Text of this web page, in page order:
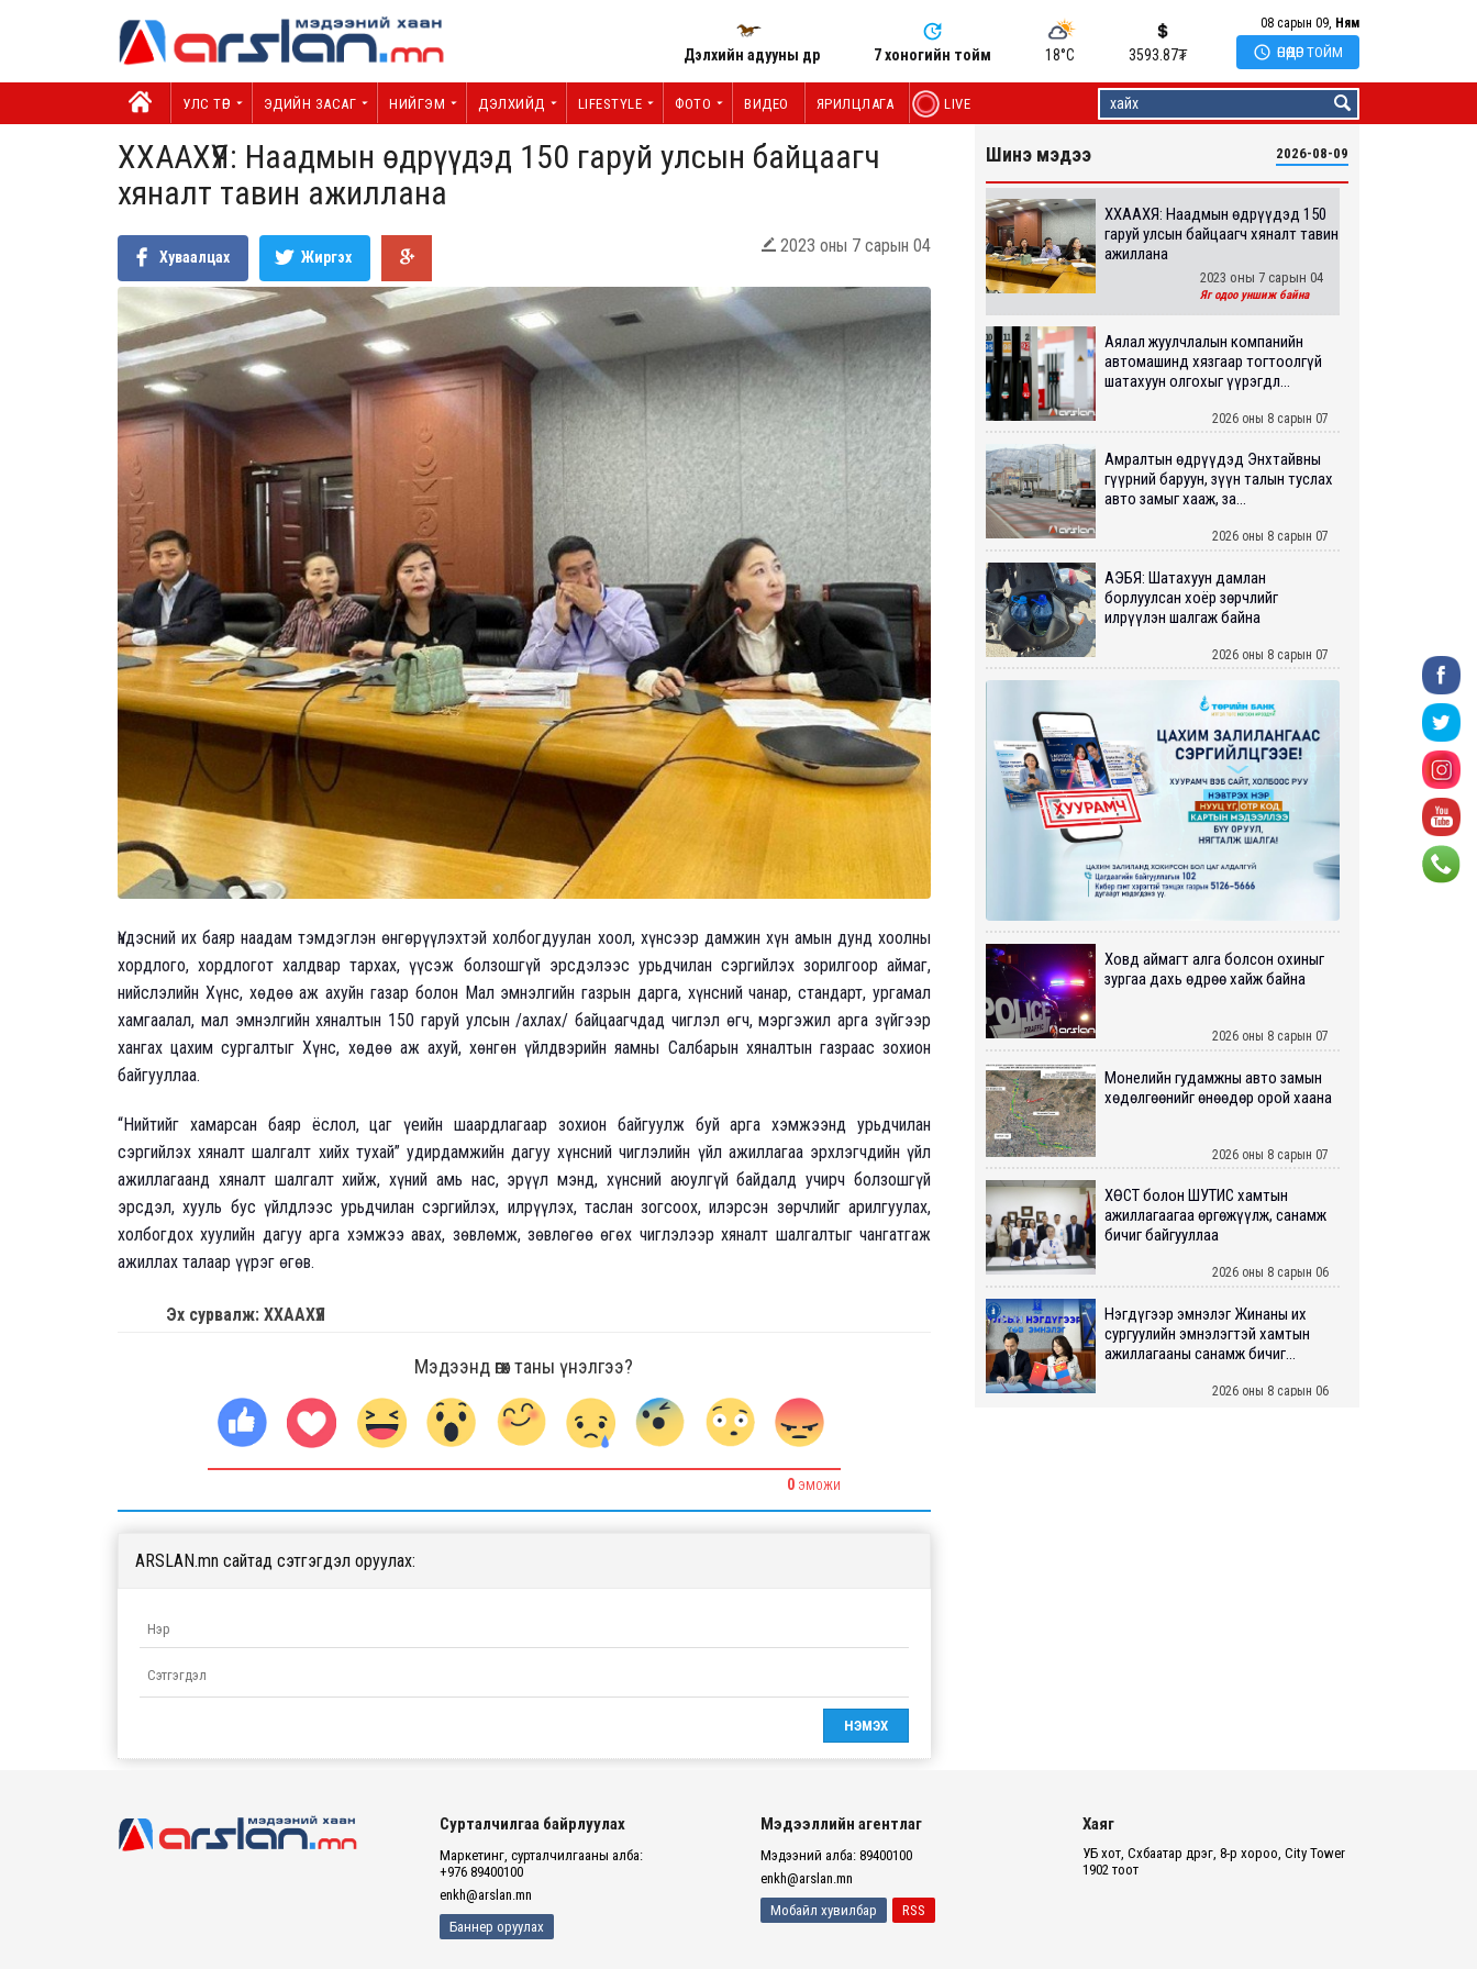
Дэлхийн адууны өдөр 7 хоногийн тойм 18°C 3593.87₮
08 сарын 09, Ням
 ӨНӨӨДӨР ТОЙМ
УЛС ТӨР ЭДИЙН ЗАСАГ НИЙГЭМ ДЭЛХИЙД LIFESTYLE ФОТО ВИДЕО ЯРИЛЦЛАГА LIVE
ХХААХҮЯ: Наадмын өдрүүдэд 150 гаруй улсын байцаагч
хяналт тавин ажиллана
Хуваалцах Жиргэх
 2023 оны 7 сарын 04
Үндэсний их баяр наадам тэмдэглэн өнгөрүүлэхтэй холбогдуулан хоол, хүнсээр дамжин хүн амын дунд хоолны
хордлого, хордлогот халдвар тархах, үүсэж болзошгүй эрсдэлээс урьдчилан сэргийлэх зорилгоор аймаг,
нийслэлийн Хүнс, хөдөө аж ахуйн газар болон Мал эмнэлгийн газрын дарга, хүнсний чанар, стандарт, ургамал
хамгаалал, мал эмнэлгийн хяналтын 150 гаруй улсын /ахлах/ байцаагчдад чиглэл өгч, мэргэжил арга зүйгээр
хангах цахим сургалтыг Хүнс, хөдөө аж ахуй, хөнгөн үйлдвэрийн яамны Салбарын хяналтын газраас зохион
байгууллаа.
“Нийтийг хамарсан баяр ёслол, цаг үеийн шаардлагаар зохион байгуулж буй арга хэмжээнд урьдчилан
сэргийлэх хяналт шалгалт хийх тухай” удирдамжийн дагуу хүнсний чиглэлийн үйл ажиллагаа эрхлэгчдийн үйл
ажиллагаанд хяналт шалгалт хийж, хүний амь нас, эрүүл мэнд, хүнсний аюулгүй байдалд учирч болзошгүй
эрсдэл, хууль бус үйлдлээс урьдчилан сэргийлэх, илрүүлэх, таслан зогсоох, илэрсэн зөрчлийг арилгуулах,
холбогдох хуулийн дагуу арга хэмжээ авах, зөвлөмж, зөвлөгөө өгөх чиглэлээр хяналт шалгалтыг чангатгаж
ажиллах талаар үүрэг өгөв.
Эх сурвалж: ХХААХҮЯ
Мэдээнд өгөх таны үнэлгээ?
0 ЭМОЖИ
ARSLAN.mn сайтад сэтгэгдэл оруулах:
Шинэ мэдээ 2026-08-09
ХХААХҮЯ: Наадмын өдрүүдэд 150
гаруй улсын байцаагч хяналт тавин
ажиллана
2023 оны 7 сарын 04
Яг одоо уншиж байна
Аялал жуулчлалын компанийн
автомашинд хязгаар тогтоолгүй
шатахуун олгохыг үүрэгдл...
2026 оны 8 сарын 07
Амралтын өдрүүдэд Энхтайвны
гүүрний баруун, зүүн талын туслах
авто замыг хааж, за...
2026 оны 8 сарын 07
АҮЭБЯ: Шатахуун дамлан
борлуулсан хоёр зөрчлийг
илрүүлэн шалгаж байна
2026 оны 8 сарын 07
Ховд аймагт алга болсон охиныг
зургаа дахь өдрөө хайж байна
2026 оны 8 сарын 07
Монелийн гудамжны авто замын
хөдөлгөөнийг өнөөдөр орой хаана
2026 оны 8 сарын 07
ХӨСҮТ болон ШУТИС хамтын
ажиллагаагаа өргөжүүлж, санамж
бичиг байгууллаа
2026 оны 8 сарын 06
Нэгдүгээр эмнэлэг Жинаны их
сургуулийн эмнэлэгтэй хамтын
ажиллагааны санамж бичиг...
2026 оны 8 сарын 06
бодлогын хомсдол
2026 оны 8 сарын 06
Сурталчилгаа байрлуулах
Маркетинг, сурталчилгааны алба:
+976 89400100
enkh@arslan.mn
Баннер оруулах
Мэдээллийн агентлаг
Мэдээний алба: 89400100
enkh@arslan.mn
Мобайл хувилбар
RSS
Хаяг
УБ хот, Сүхбаатар дүүрэг, 8-р хороо, City Tower
1902 тоот